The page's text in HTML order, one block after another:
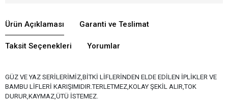
Ürün Açıklaması Garanti ve Teslimat
Taksit Seçenekleri Yorumlar
GÜZ VE YAZ SERİLERİMİZ,BİTKİ LİFLERİNDEN ELDE EDİLEN İPLİKLER VE
BAMBU LİFLERİ KARIŞIMIDIR.TERLETMEZ,KOLAY ŞEKİL ALIR,TOK
DURUR,KAYMAZ,ÜTÜ İSTEMEZ.